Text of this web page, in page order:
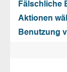
Fälschliche
Aktionen
Benutzung